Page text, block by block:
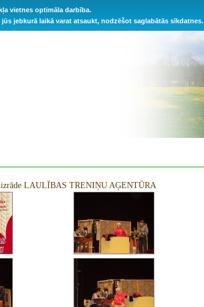
vietnes optimāla darbība.
jebkurā laikā varat atsaukt, nodzēšot saglabātās sīkdatnes.
LAULĪBAS TRENIŅU AĢENTŪRA